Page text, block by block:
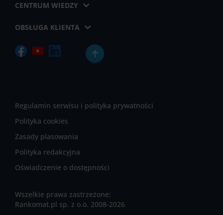
CENTRUM WIEDZY
OBSŁUGA KLIENTA
Regulamin serwisu i polityka prywatności
Polityka cookies
Zasady plasowania
Polityka redakcyjna
Oświadczenie o dostępności
Wszelkie prawa zastrzeżone:
Rankomat.pl sp. z o.o. 2008-2026